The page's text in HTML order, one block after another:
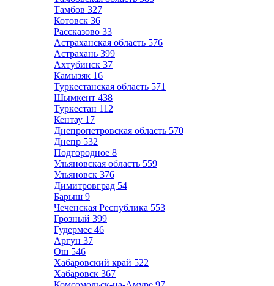
Тамбов 327
Котовск 36
Рассказово 33
Астраханская область 576
Астрахань 399
Ахтубинск 37
Камызяк 16
Туркестанская область 571
Шымкент 438
Туркестан 112
Кентау 17
Днепропетровская область 570
Днепр 532
Подгородное 8
Ульяновская область 559
Ульяновск 376
Димитровград 54
Барыш 9
Чеченская Республика 553
Грозный 399
Гудермес 46
Аргун 37
Ош 546
Хабаровский край 522
Хабаровск 367